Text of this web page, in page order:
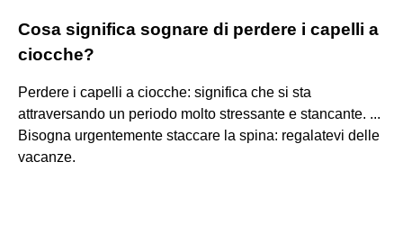
Cosa significa sognare di perdere i capelli a
ciocche?
Perdere i capelli a ciocche: significa che si sta
attraversando un periodo molto stressante e stancante. ...
Bisogna urgentemente staccare la spina: regalatevi delle
vacanze.